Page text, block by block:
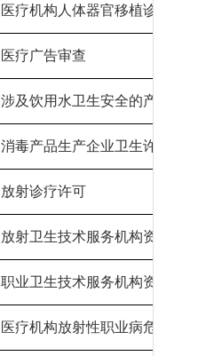
医疗机构人体器官移植诊疗科
医疗广告审查
涉及饮用水卫生安全的产品卫
消毒产品生产企业卫生许可
放射诊疗许可
放射卫生技术服务机构资质
职业卫生技术服务机构资质
医疗机构放射性职业病危害建